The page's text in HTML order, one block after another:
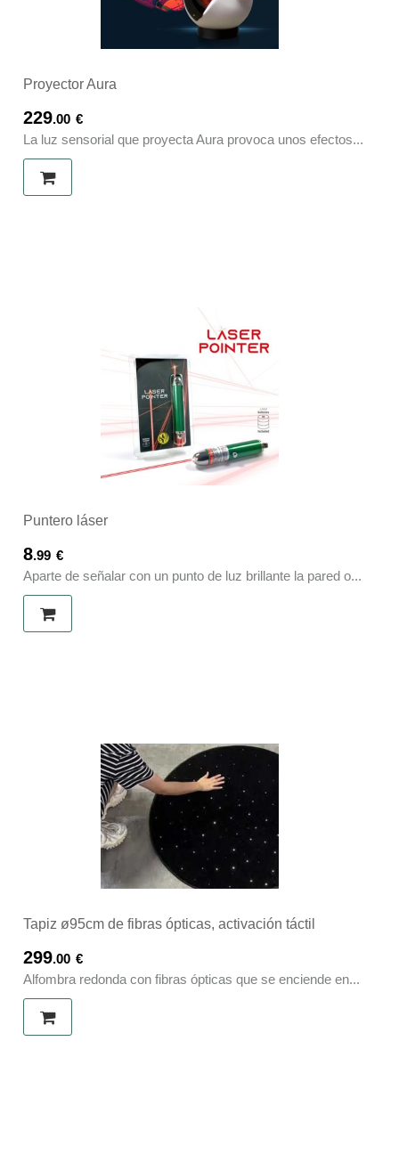
Proyector Aura
229.00 €
La luz sensorial que proyecta Aura provoca unos efectos...
Puntero láser
8.99 €
Aparte de señalar con un punto de luz brillante la pared o...
Tapiz ø95cm de fibras ópticas, activación táctil
299.00 €
Alfombra redonda con fibras ópticas que se enciende en...